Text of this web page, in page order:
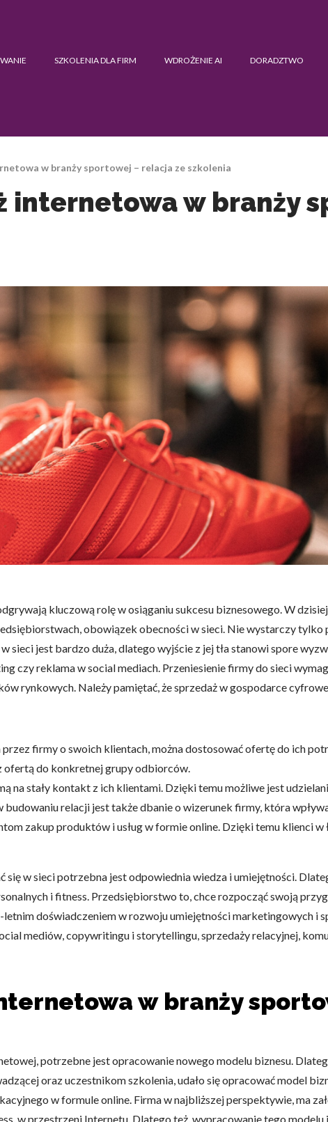
SZKOLENIA DLA FIRM WDROŻENIE AI DORADZTWO
w branży sportowej – relacja ze szkolenia
internetowa w branży
kluczową rolę w osiąganiu sukcesu biznesowego. W
obowiązek obecności w sieci. Nie wystarczy
sieci jest bardzo duża, dlatego wyjście z jej tła stanowi spore
czy reklama w social mediach. Przeniesienie firmy do sieci
rynkowych. Należy pamiętać, że sprzedaż w gospodarce
firmy o swoich klientach, można dostosować ofertę do ich
ofertą do konkretnej grupy odbiorców.
na stały kontakt z ich klientami. Dzięki temu możliwe jest
relacji jest także dbanie o wizerunek firmy, która
zakup produktów i usług w formie online. Dzięki temu klienci w
w sieci potrzebna jest odpowiednia wiedza i umiejętności.
i fitness. Przedsiębiorstwo to, chce rozpocząć swoją
doświadczeniem w rozwoju umiejętności marketingowych i
mediów, copywritingu i storytellingu, sprzedaży relacyjnej,
w branży
potrzebne jest opracowanie nowego modelu biznesu.
oraz uczestnikom szkolenia, udało się opracować model
w formule online. Firma w najbliższej perspektywie, ma
w przestrzeni Internetu. Dlatego też, wypracowanie tego modelu